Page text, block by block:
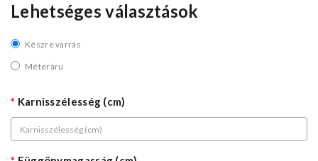
Lehetséges választások
Készre varrás
Méteráru
Karnisszélesség (cm)